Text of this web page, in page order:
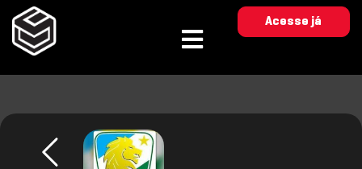
Acesse já